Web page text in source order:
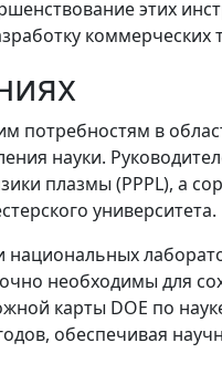
этих
коммерческих
потребностям в
науки.
плазмы (PPPL), а
университета.
необходимы для
карты DOE по
обеспечивая